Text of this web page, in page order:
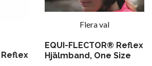
Reflex
Flera val
EQUI-FLECTOR® Reflex
Hjälmband, One Size